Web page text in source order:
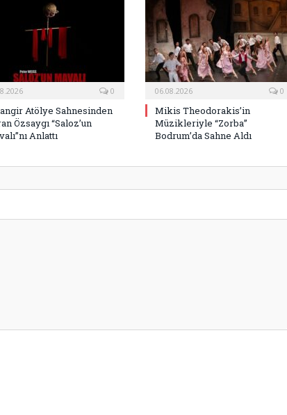
0
Atölye Sahnesinden
Özsaygı “Saloz’un
Anlattı
06.08.2026 0
Mikis Theodorakis’in
Müzikleriyle “Zorba”
Bodrum’da Sahne Aldı